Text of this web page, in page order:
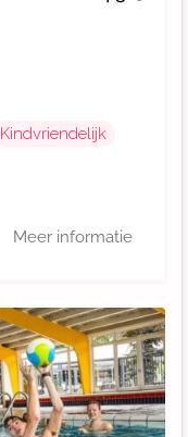
Kindvriendelijk
Meer informatie